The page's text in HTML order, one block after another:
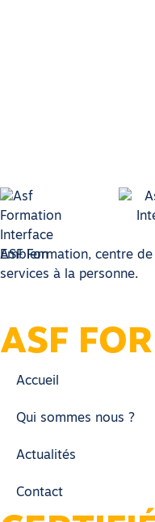
Accueil
Qui sommes nous ?
Actualités
Contact